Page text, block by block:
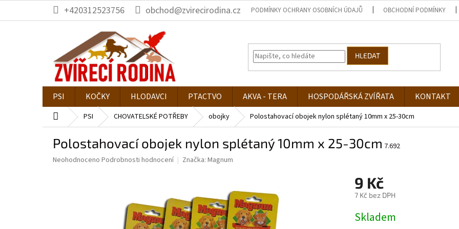
obsah
+420312523756 obchod@zvirecirodina.cz PODMÍNKY OCHRANY OSOBNÍCH ÚDAJŮ OBCHODNÍ PODMÍNKY
HLEDAT
PSI KOČKY HLODAVCI PTACTVO AKVA - TERA HOSPODÁŘSKÁ ZVÍŘATA KONTAKT
Domů PSI CHOVATELSKÉ POTŘEBY obojky Polostahovací obojek nylon splétaný 10mm x 25-30cm
Polostahovací obojek nylon splétaný 10mm x 25-30cm 7.692
Průměrné
Neohodnoceno Podrobnosti hodnocení Značka: Magnum
9 Kč
7 Kč bez DPH
cena:
Skladem